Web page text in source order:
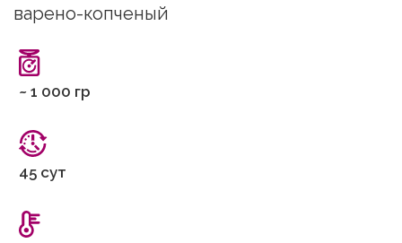
варено-копченый
~ 1 000 гр
45 сут